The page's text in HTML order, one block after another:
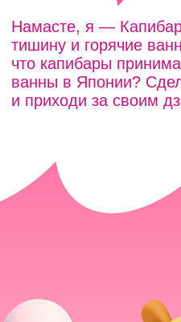
Понедельник – Четверг
Комбо-билет